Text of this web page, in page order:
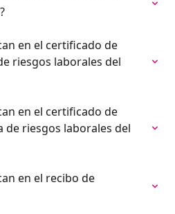
en el certificado de
riesgos laborales del
en el certificado de
riesgos laborales del
en el recibo de